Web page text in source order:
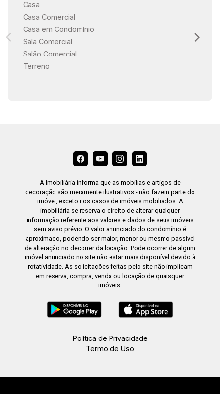
14:30
15:00
16:00
16:30
17:00
18:00
Casa
Casa Comercial
Casa em Condomínio
Sala Comercial
Salão Comercial
Terreno
A Imobiliária informa que as mobílias e artigos de
decoração são meramente ilustrativos - não fazem parte do
imóvel, exceto nos casos de imóveis mobiliados. A
imobiliária se reserva o direito de alterar qualquer
informação referente aos valores e dados de seus imóveis
sem aviso prévio. O valor anunciado do condomínio é
aproximado, podendo ser maior, menor ou mesmo passível
de alteração no decorrer da locação. Pode ocorrer de algum
imóvel anunciado no site não estar mais disponível devido à
rotatividade. As solicitações feitas pelo site não implicam
em reserva, compra, venda ou locação de quaisquer
imóveis.
Política de Privacidade
Termo de Uso